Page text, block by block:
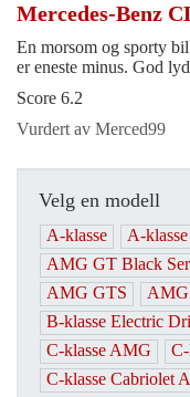
Mercedes-Benz
En morsom og sporty
er eneste minus. God
Score 6.2
Vurdert av Merced99
Velg en modell
A-klasse A-
AMG GT Black
AMG GTS
B-klasse Electric
C-klasse AMG
C-klasse Cabriolet